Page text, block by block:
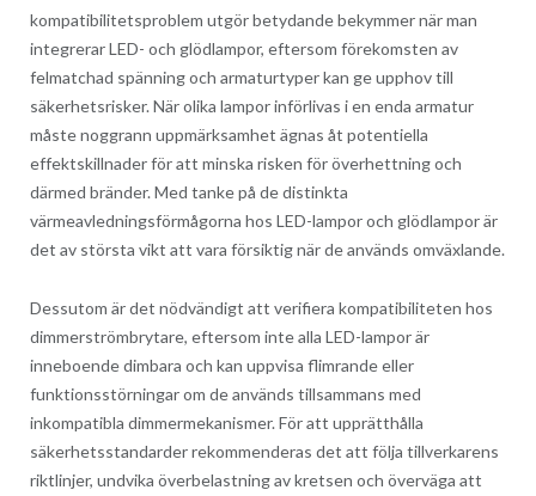
kompatibilitetsproblem utgör betydande bekymmer när man
integrerar LED- och glödlampor, eftersom förekomsten av
felmatchad spänning och armaturtyper kan ge upphov till
säkerhetsrisker. När olika lampor införlivas i en enda armatur
måste noggrann uppmärksamhet ägnas åt potentiella
effektskillnader för att minska risken för överhettning och
därmed bränder. Med tanke på de distinkta
värmeavledningsförmågorna hos LED-lampor och glödlampor är
det av största vikt att vara försiktig när de används omväxlande.
Dessutom är det nödvändigt att verifiera kompatibiliteten hos
dimmerströmbrytare, eftersom inte alla LED-lampor är
inneboende dimbara och kan uppvisa flimrande eller
funktionsstörningar om de används tillsammans med
inkompatibla dimmermekanismer. För att upprätthålla
säkerhetsstandarder rekommenderas det att följa tillverkarens
riktlinjer, undvika överbelastning av kretsen och överväga att